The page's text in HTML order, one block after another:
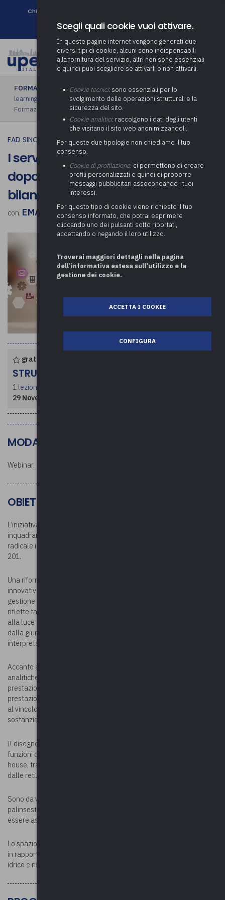
Chi siamo
Newsletter
FORMAZIONE ›FAD sincrona (in diretta)|FAD asincrona (e-
learning)
Formazione obbligatoria|Formazione in aula|
Formazione in house|Piano formativo gratuito associati
FAD SINCRONA (IN DIRETTA)
I servizi pubblici locali un anno
dopo il D.lgs. 201/2022: incertezze e
bilanci
con: EMANUELE BOSCOLO
gratuito per enti associati
STRUTTURA CORSO
1 lezione per un totale di 3 ore
29 Novembre 2024
MODALITÀ DI SVOLGIMENTO
Webinar.
OBIETTIVI
L’iniziativa formativa si prefigge l’obiettivo di fornire un
inquadramento dei servizi pubblico locali a due anni dalla riforma
radicale introdotta con il Decreto legislativo 22 dicembre 2022, n.
201.
Una riforma ‘di sistema’ che ha inciso in termini profondamente
innovativi sulla nozione di servizio pubblico e sui modelli di
gestione dei servizi pubblici a rilevanza economica. La riforma
riflette tanto le indicazioni europee (si pensi all’in house, anche
alla luce del D.lgs. 36/2023) quanto le acquisizioni consolidate
dalla giurisprudenza interna (che ha proseguito la propria attività
interpretativa).
Accanto alle norme per favorire la concorrenza si collocano
analitiche previsioni tese a garantire l’universalità delle
prestazioni e la qualità, continuità, accessibilità e sicurezza delle
prestazioni, in una prospettiva pro-coesiva, tesa a dare attuazione
al vincolo costituzionale di promozione dell’uguaglianza
sostanziale.
Il disegno riformatore ripensa la funzione di regolazione e le
funzioni dei comuni nonché rivaluta le modalità di affidamento (in
house, tramite gara, etc.) e di gestione dell’asset rappresentato
dalle reti.
Sono da verificare le effettive ricadute sui diritti degli utenti e sul
palinsesto di garanzie, tariffarie e contrattuali, che debbono
essere assicurate ai fruitori delle prestazioni.
Lo spazio riservato al decreto 201/2022 va contestualizzato anche
in rapporto alla diversa porosità delle normative settoriali (TPL,
idrico e rifiuti, farmacie, energie elettrica e gas naturale, etc.).
Scegli quali cookie vuoi attivare.
In queste pagine internet vengono generati due
diversi tipi di cookie, alcuni sono indispensabili
alla fornitura del servizio, altri non sono essenziali
e quindi puoi scegliere se attivarli o non attivarli.
Cookie tecnici: sono essenziali per lo
svolgimento delle operazioni strutturali e la
sicurezza del sito.
Cookie analitici: raccolgono i dati degli utenti
che visitano il sito web anonimizzandoli.
Per queste due tipologie non chiediamo il tuo
consenso.
Cookie di profilazione: ci permettono di creare
profili personalizzati e quindi di proporre
messaggi pubblicitari assecondando i tuoi
interessi.
Per questo tipo di cookie viene richiesto il tuo
consenso informato, che potrai esprimere
cliccando uno dei pulsanti sotto riportati,
accettando o negando il loro utilizzo.
Troverai maggiori dettagli nella pagina
dell’informativa estesa sull'utilizzo e la
gestione dei cookie.
ACCETTA I COOKIE
CONFIGURA